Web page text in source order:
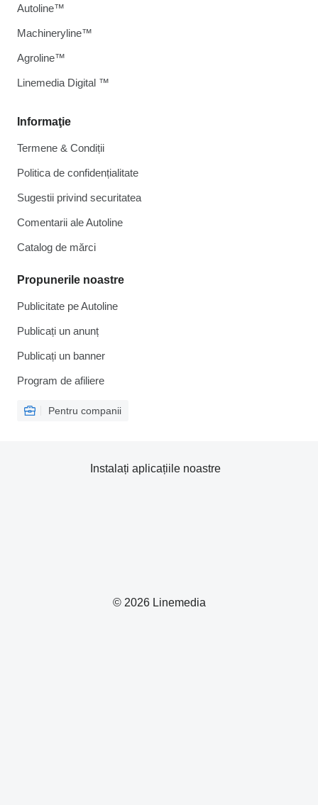
Informaţie
Termene & Condiții
Politica de confidențialitate
Sugestii privind securitatea
Comentarii ale Autoline
Catalog de mărcі
Propunerile noastre
Publicitate pe Autoline
Publicați un anunț
Publicați un banner
Program de afiliere
Pentru companii
Autoline™
Machineryline™
Agroline™
Linemedia Digital ™
© 2026 Linemedia
Instalați aplicațiile noastre